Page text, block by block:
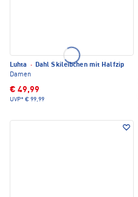
Luhta · Dahl Skileibchen mit Halfzip
Damen
€ 49,99
UVP* € 99,99